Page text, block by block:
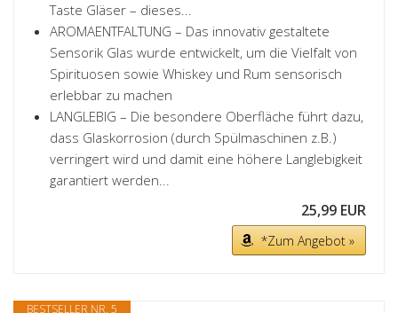
Taste Gläser – dieses...
AROMAENTFALTUNG – Das innovativ gestaltete
Sensorik Glas wurde entwickelt, um die Vielfalt von
Spirituosen sowie Whiskey und Rum sensorisch
erlebbar zu machen
LANGLEBIG – Die besondere Oberfläche führt dazu,
dass Glaskorrosion (durch Spülmaschinen z.B.)
verringert wird und damit eine höhere Langlebigkeit
garantiert werden...
25,99 EUR
*Zum Angebot »
BESTSELLER NR. 5